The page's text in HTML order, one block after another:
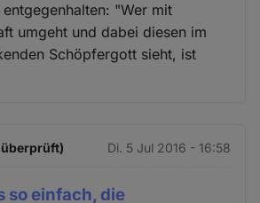
"Wer mit
umgeht und dabei diesen im
Schöpfergott sieht, ist
überprüft) Di. 5 Jul 2016 - 16:58
so einfach, die